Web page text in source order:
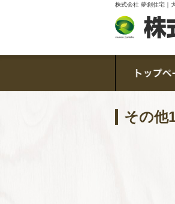
株式会社 夢創住宅｜
その他